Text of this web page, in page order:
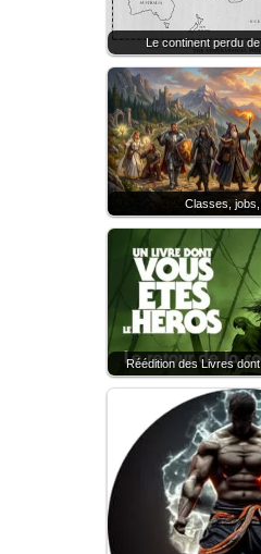
Le continent perdu
Classes,
Réédition des Livres